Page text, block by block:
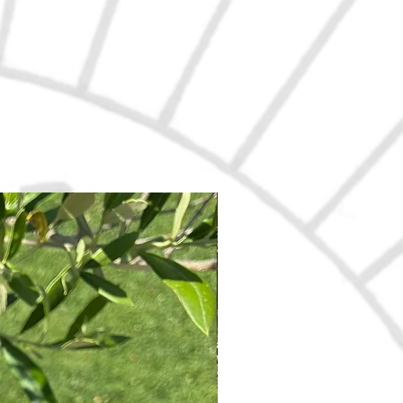
Nouveau